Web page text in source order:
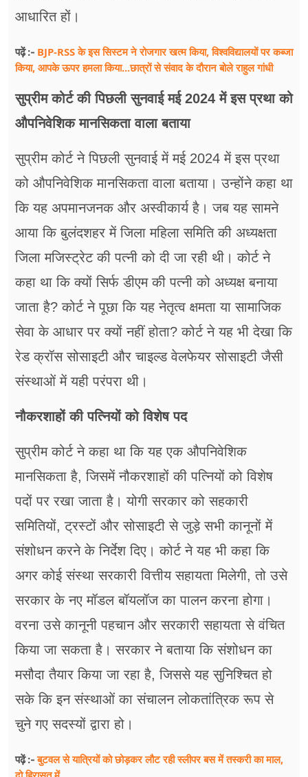
आधारित हों।
पढ़ें :- BJP-RSS के इस सिस्टम ने रोजगार खत्म किया, विश्वविद्यालयों पर कब्जा
किया, आपके ऊपर हमला किया...छात्रों से संवाद के दौरान बोले राहुल गांधी
सुप्रीम कोर्ट की पिछली सुनवाई मई 2024 में इस प्रथा को
औपनिवेशिक मानसिकता वाला बताया
सुप्रीम कोर्ट ने पिछली सुनवाई में मई 2024 में इस प्रथा
को औपनिवेशिक मानसिकता वाला बताया। उन्होंने कहा था
कि यह अपमानजनक और अस्वीकार्य है। जब यह सामने
आया कि बुलंदशहर में जिला महिला समिति की अध्यक्षता
जिला मजिस्ट्रेट की पत्नी को दी जा रही थी। कोर्ट ने
कहा था कि क्यों सिर्फ डीएम की पत्नी को अध्यक्ष बनाया
जाता है? कोर्ट ने पूछा कि यह नेतृत्व क्षमता या सामाजिक
सेवा के आधार पर क्यों नहीं होता? कोर्ट ने यह भी देखा कि
रेड क्रॉस सोसाइटी और चाइल्ड वेलफेयर सोसाइटी जैसी
संस्थाओं में यही परंपरा थी।
नौकरशाहों की पत्नियों को विशेष पद
सुप्रीम कोर्ट ने कहा था कि यह एक औपनिवेशिक
मानसिकता है, जिसमें नौकरशाहों की पत्नियों को विशेष
पदों पर रखा जाता है। योगी सरकार को सहकारी
समितियों, ट्रस्टों और सोसाइटी से जुड़े सभी कानूनों में
संशोधन करने के निर्देश दिए। कोर्ट ने यह भी कहा कि
अगर कोई संस्था सरकारी वित्तीय सहायता मिलेगी, तो उसे
सरकार के नए मॉडल बॉयलॉज का पालन करना होगा।
वरना उसे कानूनी पहचान और सरकारी सहायता से वंचित
किया जा सकता है। सरकार ने बताया कि संशोधन का
मसौदा तैयार किया जा रहा है, जिससे यह सुनिश्चित हो
सके कि इन संस्थाओं का संचालन लोकतांत्रिक रूप से
चुने गए सदस्यों द्वारा हो।
पढ़ें :-बुटवल से यात्रियों को छोड़कर लौट रही स्लीपर बस में तस्करी का माल,